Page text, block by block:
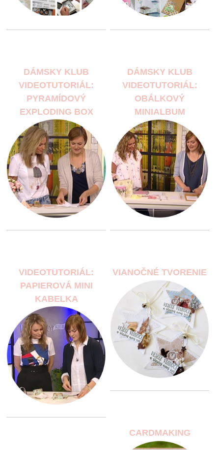
DÁMSKY KLUB
VIDEOTUTORIÁL:
PYRAMÍDOVÝ
EXPLODING BOX
DÁMSKY KLUB
VIDEOTUTORIÁL:
OBÁLKOVÝ
MINIALBUM
VIDEOTUTORIÁL:
PAPIEROVÁ MINI
KABELKA
VIANOČNÉ TVORENIE
CARDMAKING